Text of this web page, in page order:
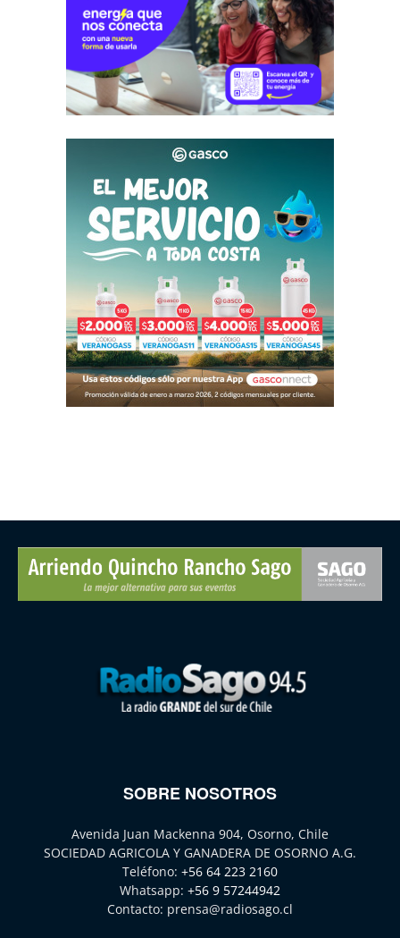
SOBRE NOSOTROS
Avenida Juan Mackenna 904, Osorno, Chile
SOCIEDAD AGRICOLA Y GANADERA DE OSORNO A.G.
Teléfono: +56 64 223 2160
Whatsapp: +56 9 57244942
Contacto: prensa@radiosago.cl